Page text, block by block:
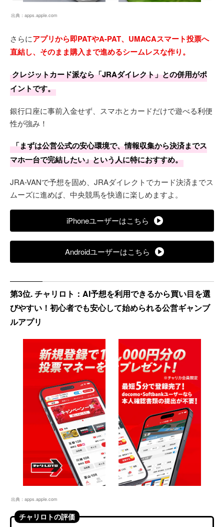
出典： apps.apple.com
さらにアプリから即PATやA-PAT、UMACAスマート投票へ
直結し、そのまま購入まで進めるシームレスな作り。
クレジットカード派なら「JRAダイレクト」との併用がポ
イントです。
銀行口座に事前入金せず、スマホとカードだけで遊べる利便
性が強み！
「まずは公営公式の安心環境で、情報収集から決済までス
マホ一台で完結したい」という人に特におすすめ。
JRA-VANで予想を固め、JRAダイレクトでカード決済までス
ムーズに進めば、中央競馬を快適に楽しめますよ。
iPhoneユーザーはこちら
Androidユーザーはこちら
第3位. チャリロト：AI予想を利用できるから買い目を選
びやすい！初心者でも安心して始められる公営ギャンブ
ルアプリ
出典： apps.apple.com
チャリロトの評価